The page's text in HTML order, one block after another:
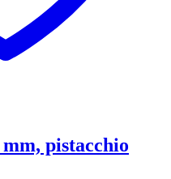
pistacchio